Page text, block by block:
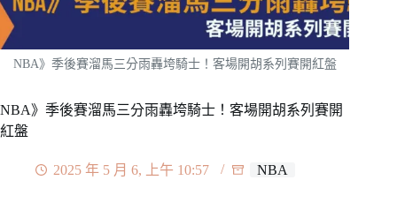
NBA》季後賽溜馬三分雨轟垮騎士！客場開胡系列賽開紅盤
NBA》季後賽溜馬三分雨轟垮騎士！客場開胡系列賽開
紅盤
2025 年 5 月 6, 上午 10:57 NBA